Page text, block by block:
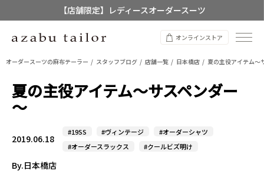
【店舗限定】レディースオーダースーツ
8/12~8/16 夏季休業のお知らせ
オンラインストア
オーダースーツの麻布テーラー スタッフブログ 店舗一覧 日本橋店 夏の主役アイテム～
夏の主役アイテム～サスペンダー
～
2019.06.18
#19SS #ヴィンテージ
#オーダーシャツ
#オーダースラックス
#クールビズ明け
By.日本橋店